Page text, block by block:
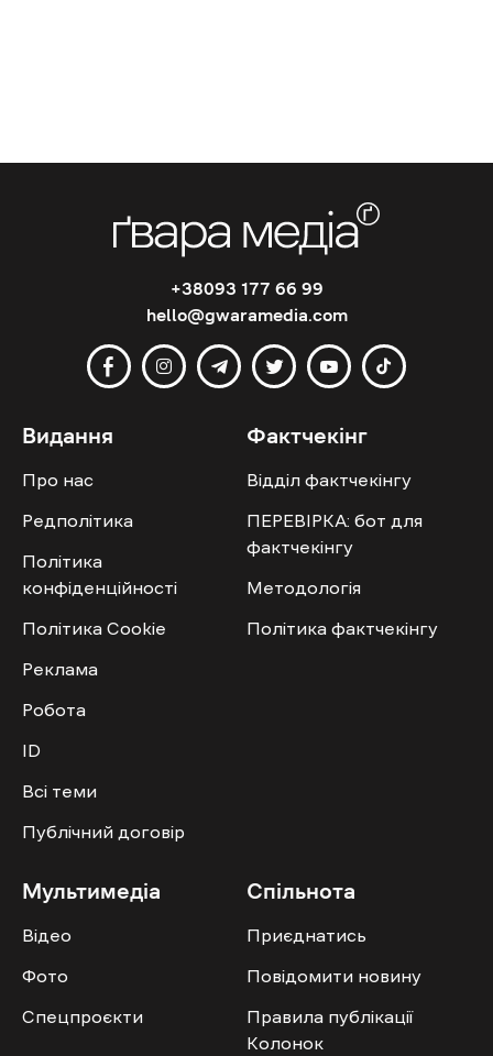
+38093 177 66 99
hello@gwaramedia.com
Видання
Про нас
Редполітика
Політика
конфіденційності
Політика Cookie
Реклама
Робота
ID
Всі теми
Публічний договір
Фактчекінг
Відділ фактчекінгу
ПЕРЕВІРКА: бот для
фактчекінгу
Методологія
Політика фактчекінгу
Мультимедіа
Відео
Фото
Спецпроєкти
Спільнота
Приєднатись
Повідомити новину
Правила публікації
Колонок